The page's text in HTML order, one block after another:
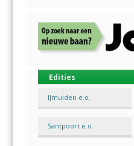
Edities
IJmuiden e.o.
Santpoort e.o.